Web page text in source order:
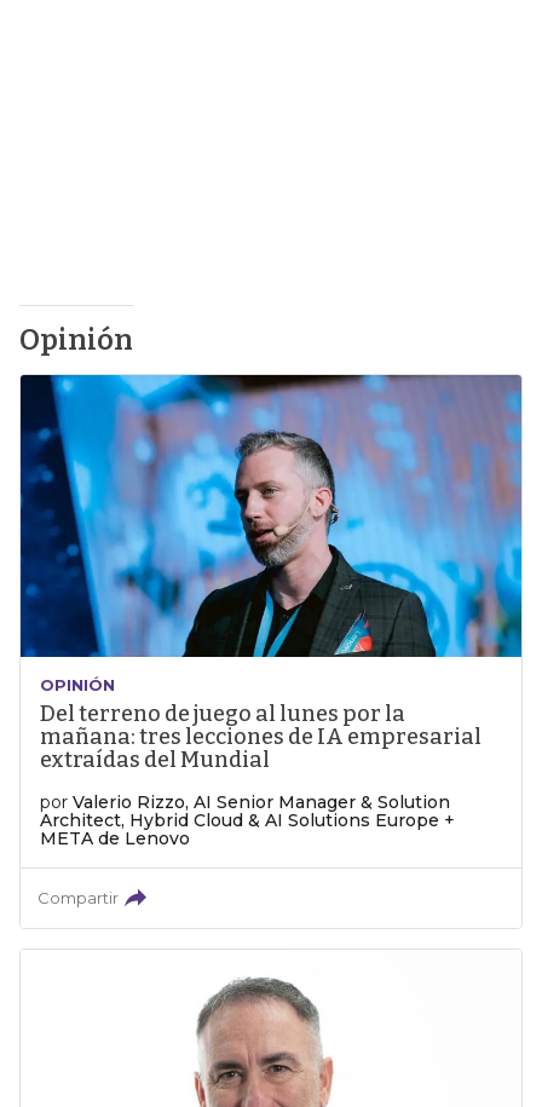
Opinión
OPINIÓN
Del terreno de juego al lunes por la
mañana: tres lecciones de IA empresarial
extraídas del Mundial
por Valerio Rizzo, AI Senior Manager & Solution
Architect, Hybrid Cloud & AI Solutions Europe +
META de Lenovo
Compartir